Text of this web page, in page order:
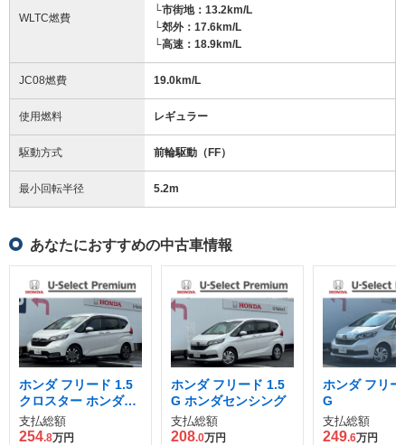
WLTC燃費
└市街地：13.2km/L
└郊外：17.6km/L
└高速：18.9km/L
JC08燃費 19.0km/L
使用燃料 レギュラー
駆動方式 前輪駆動（FF）
最小回転半径 5.2m
あなたにおすすめの中古車情報
ホンダ フリード 1.5
クロスター ホンダセ
ンシング
支払総額
254.8万円
ホンダ フリード 1.5
G ホンダセンシング
支払総額
208.0万円
ホンダ フリ
G
支払総額
249.6万円